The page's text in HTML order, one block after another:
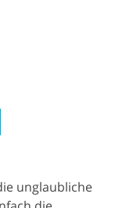
unglaubliche